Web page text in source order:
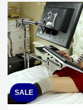
SALE